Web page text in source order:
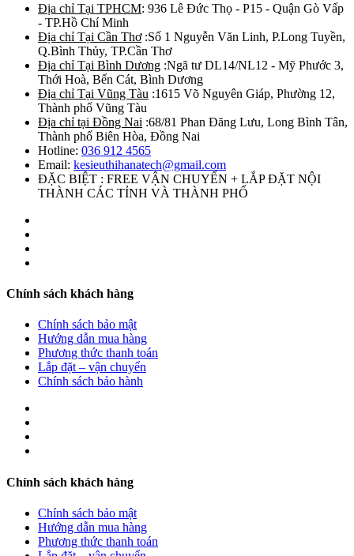
Địa chỉ Tại TPHCM: 936 Lê Đức Thọ - P15 - Quận Gò Vấp
- TP.Hồ Chí Minh
Địa chỉ Tại Cần Thơ:Số 1 Nguyễn Văn Linh, P.Long Tuyền,
Q.Bình Thủy, TP.Cần Thơ
Địa chỉ Tại Bình Dương :Ngã tư DL14/NL12 - Mỹ Phước 3,
Thới Hoà, Bến Cát, Bình Dương
Địa chỉ Tại Vũng Tàu :1615 Võ Nguyên Giáp, Phường 12,
Thành phố Vũng Tàu
Địa chỉ tại Đồng Nai :68/81 Phan Đăng Lưu, Long Bình Tân,
Thành phố Biên Hòa, Đồng Nai
Hotline: 036 912 4565
Email: kesieuthihanatech@gmail.com
ĐẶC BIỆT : FREE VẬN CHUYỂN + LẮP ĐẶT NỘI
THÀNH CÁC TỈNH VÀ THÀNH PHỐ
Chính sách khách hàng
Chính sách bảo mật
Hướng dẫn mua hàng
Phương thức thanh toán
Lắp đặt – vận chuyển
Chính sách bảo hành
Chính sách khách hàng
Chính sách bảo mật
Hướng dẫn mua hàng
Phương thức thanh toán